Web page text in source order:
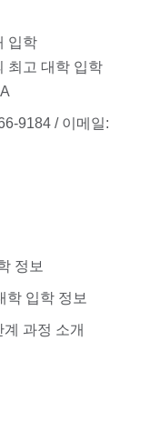
입학
고 대학 입학
9184 / 이메일:
정보
학 입학 정보
과정 소개